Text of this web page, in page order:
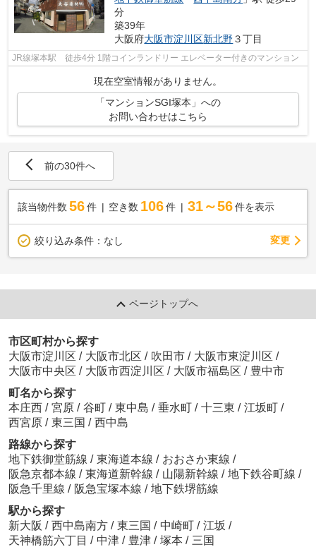
分
築39年
大阪府大阪市淀川区新北野３丁目
JR線塚本駅 徒歩4分 1階コインランドリー エレベーター付きのマンション
現在空室情報がありません。
「マンションSGI塚本」への
お問い合わせはこちら
前の30件へ
該当物件数 56件 空き数 106 件 31～56 件を表示
絞り込み条件： なし 変更
ページトップへ
市区町村から探す
大阪市淀川区 / 大阪市北区 / 吹田市 / 大阪市東淀川区 /
大阪市中央区 / 大阪市西淀川区 / 大阪市福島区 / 豊中市
町名から探す
本庄西 / 宮原 / 谷町 / 東中島 / 垂水町 / 十三東 / 江坂町 /
西宮原 / 東三国 / 西中島
路線から探す
地下鉄御堂筋線 / 東海道本線 / おおさか東線 /
阪急京都本線 / 東海道新幹線 / 山陽新幹線 / 地下鉄谷町線 /
阪急千里線 / 阪急宝塚本線 / 地下鉄堺筋線
駅から探す
新大阪 / 西中島南方 / 東三国 / 中崎町 / 江坂 /
天神橋筋六丁目 / 中津 / 豊津 / 塚本 / 三国